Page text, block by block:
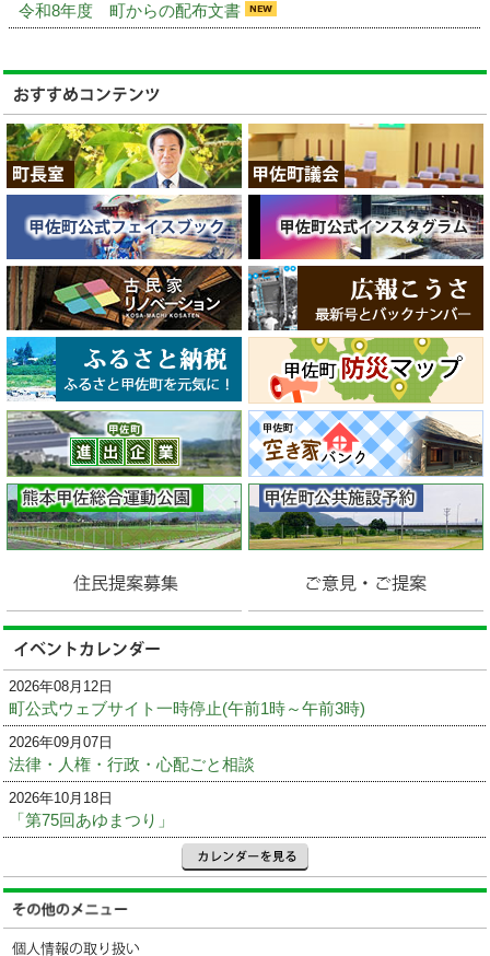
令和8年度 町からの配布文書
2026年08月12日
町公式ウェブサイト一時停止(午前1時～午前3時)
2026年09月07日
法律・人権・行政・心配ごと相談
2026年10月18日
「第75回あゆまつり」